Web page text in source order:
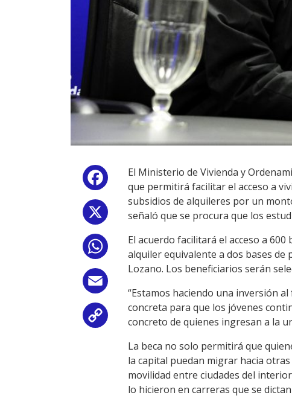
Facebook
WhatsApp
Copy
Link
El Ministerio de Vivienda y
que permitirá facilitar el acceso a
subsidios de alquileres por un
señaló que se procura que los
El acuerdo facilitará el acceso a
alquiler equivalente a dos bases de
Lozano. Los beneficiarios serán
“Estamos haciendo una inversión
concreta para que los jóvenes
concreto de quienes ingresan a la
La beca no solo permitirá que
la capital puedan migrar hacia
movilidad entre ciudades del
lo hicieron en carreras que se